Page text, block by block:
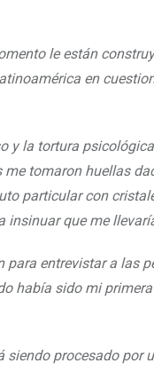
le están
en
y la tortura
me tomaron huellas
particular con
insinuar que me
entrevistar a las
había sido mi
siendo procesado por